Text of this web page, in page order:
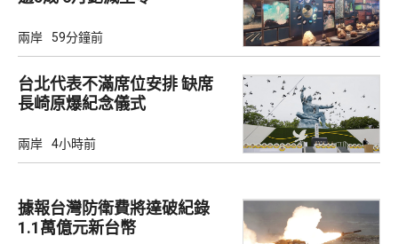
兩岸 59分鐘前
台北代表不滿席位安排 缺席
長崎原爆紀念儀式
兩岸 4小時前
據報台灣防衛費將達破紀錄
1.1萬億元新台幣